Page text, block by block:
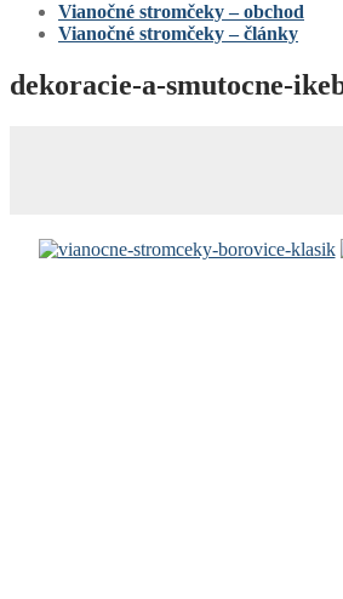
Vianočné stromčeky – obchod
Vianočné stromčeky – články
dekoracie-a-smutocne-